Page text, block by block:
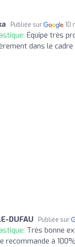
Publiée sur 10
Équipe très
dans le cadre
DUFAU Publiée sur
Très bonne
recommande à 100%